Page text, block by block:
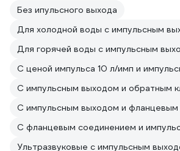
Без ипульсного выхода
Для холодной воды с импульсным
Для горячей воды с импульсным
С ценой импульса 10 л/имп и
С импульсным выходом и обратным
С импульсным выходом и фланцевым
С фланцевым соединением и
Ультразвуковые с импульсным